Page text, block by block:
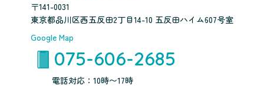
〒141-0031
東京都品川区西五反田2丁目14-10 五反田ハイム607号室
Google Map
075-606-2685
電話対応：10時〜17時